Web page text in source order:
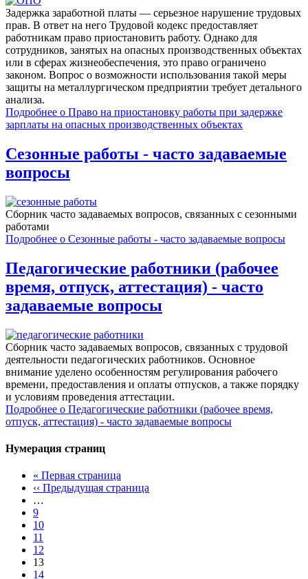
Задержка заработной платы — серьезное нарушение трудовых
прав. В ответ на него Трудовой кодекс предоставляет
работникам право приостановить работу. Однако для
сотрудников, занятых на опасных производственных объектах
или в сферах жизнеобеспечения, это право ограничено
законом. Вопрос о возможности использования такой меры
защиты на металлургическом предприятии требует детального
анализа.
Подробнее о Право на приостановку работы при задержке
зарплаты на опасных производственных объектах
Сезонные работы - часто задаваемые
вопросы
Сборник часто задаваемых вопросов, связанных с сезонными
работами
Подробнее о Сезонные работы - часто задаваемые вопросы
Педагогические работники (рабочее
время, отпуск, аттестация) - часто
задаваемые вопросы
Сборник часто задаваемых вопросов, связанных с трудовой
деятельности педагогических работников. Основное
внимание уделено особенностям регулирования рабочего
времени, предоставления и оплаты отпусков, а также порядку
и условиям проведения аттестации.
Подробнее о Педагогические работники (рабочее время,
отпуск, аттестация) - часто задаваемые вопросы
Нумерация страниц
« Первая страница
‹‹ Предыдущая страница
…
9
10
11
12
13
14